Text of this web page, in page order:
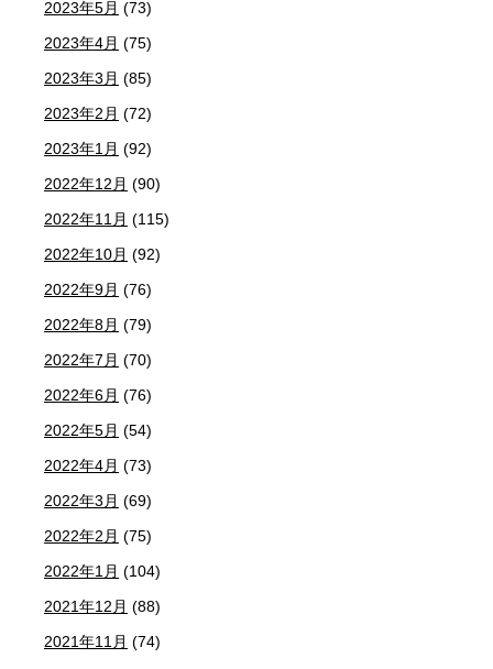
2023年5月 (73)
2023年4月 (75)
2023年3月 (85)
2023年2月 (72)
2023年1月 (92)
2022年12月 (90)
2022年11月 (115)
2022年10月 (92)
2022年9月 (76)
2022年8月 (79)
2022年7月 (70)
2022年6月 (76)
2022年5月 (54)
2022年4月 (73)
2022年3月 (69)
2022年2月 (75)
2022年1月 (104)
2021年12月 (88)
2021年11月 (74)